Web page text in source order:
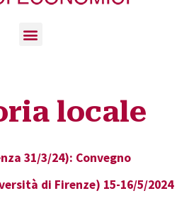
locale
31/3/24): Convegno
di Firenze) 15-16/5/2024